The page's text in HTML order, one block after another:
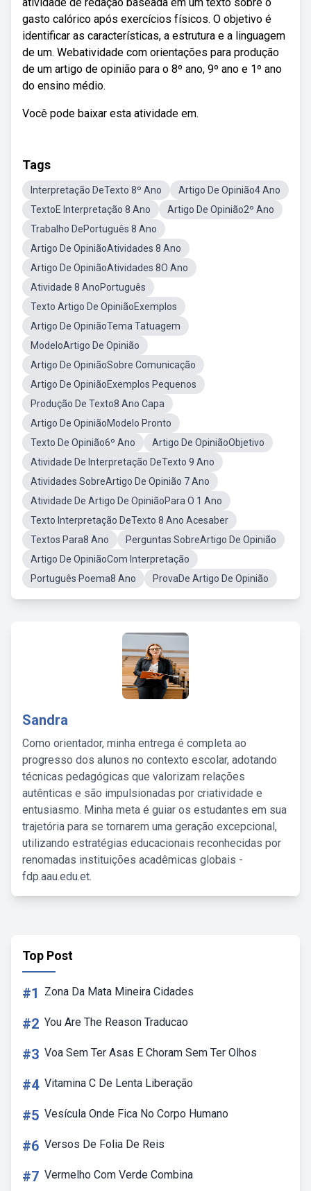
gasto calórico após exercícios físicos. O objetivo é
identificar as características, a estrutura e a linguagem
de um. Webatividade com orientações para produção
de um artigo de opinião para o 8º ano, 9º ano e 1º ano
do ensino médio.
Você pode baixar esta atividade em.
Tags
Interpretação DeTexto 8º Ano
Artigo De Opinião4 Ano
TextoE Interpretação 8 Ano
Artigo De Opinião2º Ano
Trabalho DePortuguês 8 Ano
Artigo De OpiniãoAtividades 8 Ano
Artigo De OpiniãoAtividades 8O Ano
Atividade 8 AnoPortuguês
Texto Artigo De OpiniãoExemplos
Artigo De OpiniãoTema Tatuagem
ModeloArtigo De Opinião
Artigo De OpiniãoSobre Comunicação
Artigo De OpiniãoExemplos Pequenos
Produção De Texto8 Ano Capa
Artigo De OpiniãoModelo Pronto
Texto De Opinião6º Ano
Artigo De OpiniãoObjetivo
Atividade De Interpretação DeTexto 9 Ano
Atividades SobreArtigo De Opinião 7 Ano
Atividade De Artigo De OpiniãoPara O 1 Ano
Texto Interpretação DeTexto 8 Ano Acesaber
Textos Para8 Ano
Perguntas SobreArtigo De Opinião
Artigo De OpiniãoCom Interpretação
Português Poema8 Ano
ProvaDe Artigo De Opinião
Sandra
Como orientador, minha entrega é completa ao
progresso dos alunos no contexto escolar, adotando
técnicas pedagógicas que valorizam relações
autênticas e são impulsionadas por criatividade e
entusiasmo. Minha meta é guiar os estudantes em sua
trajetória para se tornarem uma geração excepcional,
utilizando estratégias educacionais reconhecidas por
renomadas instituições acadêmicas globais -
fdp.aau.edu.et.
Top Post
#1 Zona Da Mata Mineira Cidades
#2 You Are The Reason Traducao
#3 Voa Sem Ter Asas E Choram Sem Ter Olhos
#4 Vitamina C De Lenta Liberação
#5 Vesícula Onde Fica No Corpo Humano
#6 Versos De Folia De Reis
#7 Vermelho Com Verde Combina